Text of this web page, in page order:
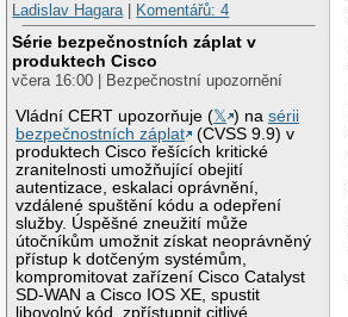
Ladislav Hagara| Komentářů: 4
Série bezpečnostních záplat v
produktech Cisco
včera 16:00 | Bezpečnostní upozornění
Vládní CERT upozorňuje (𝕏 ) nasérii
bezpečnostních záplat
(CVSS 9.9) v
produktech Cisco řešících kritické
zranitelnosti umožňující obejití
autentizace, eskalaci oprávnění,
vzdálené spuštění kódu a odepření
služby. Úspěšné zneužití může
útočníkům umožnit získat neoprávněný
přístup k dotčeným systémům,
kompromitovat zařízení Cisco Catalyst
SD-WAN a Cisco IOS XE, spustit
libovolný kód, zpřístupnit citlivé